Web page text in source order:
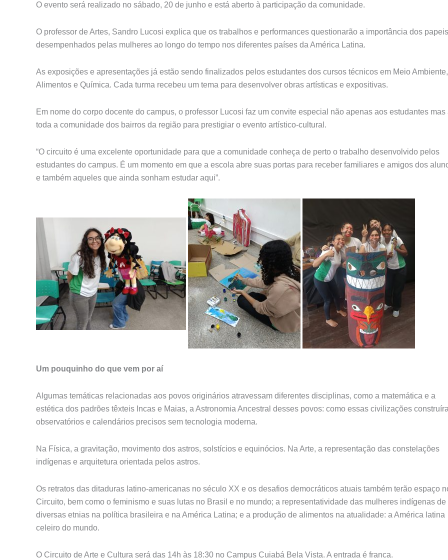
O evento será realizado no sábado, 20 de junho e está aberto à participação da comunidade.
O professor de Artes, Sandro Lucosi explica que os trabalhos e performances questionarão a importância dos papeis
desempenhados pelas mulheres ao longo do tempo nos diferentes países da América Latina.
As exposições e apresentações já estão sendo finalizados pelos estudantes dos cursos técnicos em Meio Ambiente,
Alimentos e Química. Cada turma recebeu um tema para desenvolver obras artísticas e expositivas.
Em nome do corpo docente do campus, o professor Lucosi faz um convite especial não apenas aos estudantes mas
toda a comunidade dos bairros da região para prestigiar o evento artístico-cultural.
“O circuito é uma excelente oportunidade para que a comunidade conheça de perto o trabalho desenvolvido pelos
estudantes do campus. É um momento em que a escola abre suas portas para receber familiares e amigos dos
e também aqueles que ainda sonham estudar aqui”.
Um pouquinho do que vem por aí
Algumas temáticas relacionadas aos povos originários atravessam diferentes disciplinas, como a matemática e a
estética dos padrões têxteis Incas e Maias, a Astronomia Ancestral desses povos: como essas civilizações
observatórios e calendários precisos sem tecnologia moderna.
Na Física, a gravitação, movimento dos astros, solstícios e equinócios. Na Arte, a representação das constelações
indígenas e arquitetura orientada pelos astros.
Os retratos das ditaduras latino-americanas no século XX e os desafios democráticos atuais também terão espaço
Circuito, bem como o feminismo e suas lutas no Brasil e no mundo; a representatividade das mulheres indígenas de
diversas etnias na política brasileira e na América Latina; e a produção de alimentos na atualidade: a América latina
celeiro do mundo.
O Circuito de Arte e Cultura será das 14h às 18:30 no Campus Cuiabá Bela Vista. A entrada é franca.